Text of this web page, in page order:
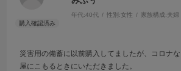
年代:40代 性別:女性 家族構成:夫婦
災害用の備蓄に以前購入してましたが、コロナ
屋にこもるときにいただきました。